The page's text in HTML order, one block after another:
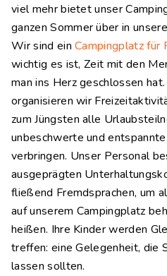
viel mehr bietet unser
ganzen Sommer über in
Wir sind einCampingplatz für
wichtig es ist, Zeit mit den
man ins Herz geschlossen
organisieren wir
zum Jüngsten alle
unbeschwerte und
verbringen. Unser Personal
ausgeprägten
fließend Fremdsprachen, um
auf unserem Campingplatz
heißen. Ihre Kinder werden
treffen: eine Gelegenheit, die
lassen sollten.